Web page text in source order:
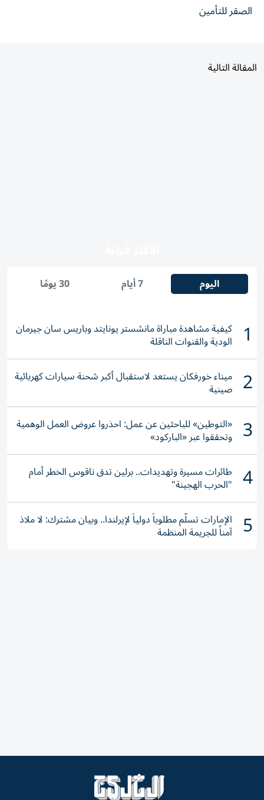
الصقر للتأمين
المقالة التالية
اليوم 7 أيام 30 يومًا
1 كيفية مشاهدة مباراة مانشستر يونايتد وباريس سان جيرمان
الودية والقنوات الناقلة
2 ميناء خورفكان يستعد لاستقبال أكبر شحنة سيارات كهربائية
صينية
3 «التوطين» للباحثين عن عمل: احذروا عروض العمل الوهمية
وتحققوا عبر «الباركود»
4 طائرات مسيرة وتهديدات.. برلين تدق ناقوس الخطر أمام
"الحرب الهجينة"
5 الإمارات تسلّم مطلوباً دولياً لإيرلندا.. وبيان مشترك: لا ملاذ
آمناً للجريمة المنظمة